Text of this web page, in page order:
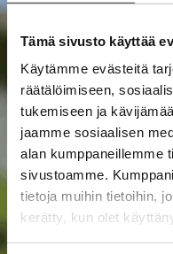
Tämä sivusto käyttää
Käytämme evästeitä
räätälöimiseen,
tukemiseen ja
jaamme sosiaalisen
alan kumppaneillemme
sivustoamme.
tietoja muihin tietoihin,
kerätty, kun olet